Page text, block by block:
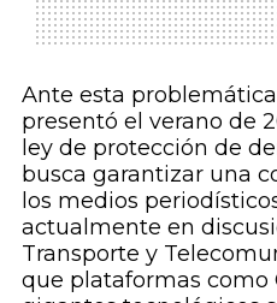
Ante esta
presentó el verano de
ley de protección de
busca garantizar una
los medios
actualmente en
Transporte y
que plataformas como